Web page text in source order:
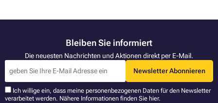
Bleiben Sie informiert
Die neuesten Nachrichten und Aktionen direkt per E-Mail.
Newsletter Abonnieren
Ich willige ein, dass meine personenbezogenen Daten für den Newsletter
verarbeitet werden. Nähere Informationen finden Sie hier.